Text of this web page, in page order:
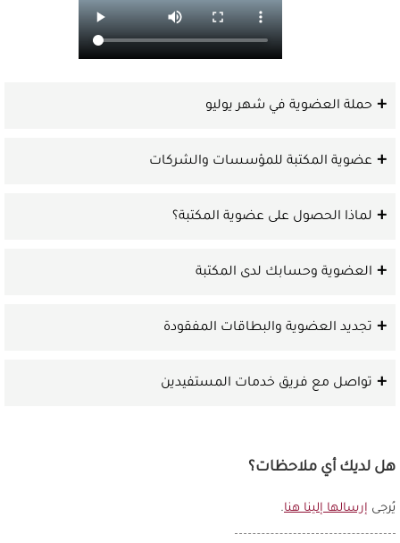
حملة العضوية في شهر يوليو
عضوية المكتبة للمؤسسات والشركات
لماذا الحصول على عضوية المكتبة؟
العضوية وحسابك لدى المكتبة
تجديد العضوية والبطاقات المفقودة
تواصل مع فريق خدمات المستفيدين
هل لديك أي ملاحظات؟
يُرجى إرسالها إلينا هنا.